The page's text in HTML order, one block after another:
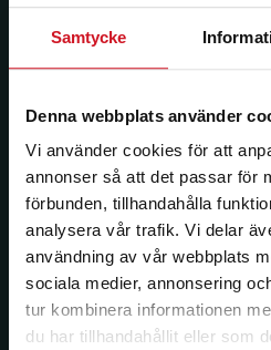
Samtycke
Denna webbplats använder
Vi använder cookies för att
annonser så att det passar för
förbunden, tillhandahålla
analysera vår trafik. Vi delar
användning av vår webbplats
sociala medier, annonsering
tur kombinera informationen
du har tillhandahållit eller som